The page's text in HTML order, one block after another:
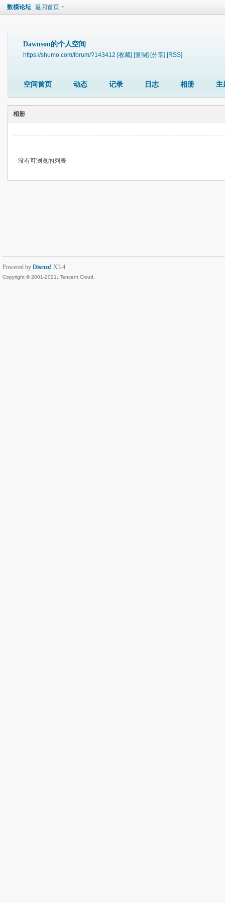
数模论坛 返回首页
Dawnson的个人空间
https://shumo.com/forum/?143412 [收藏] [复制] [分享] [RSS]
空间首页 动态 记录 日志 相册 主
相册
没有可浏览的列表
Powered by Discuz! X3.4
Copyright © 2001-2021, Tencent Cloud.